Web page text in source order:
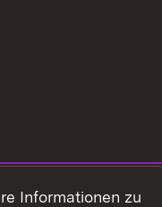
Informationen zu